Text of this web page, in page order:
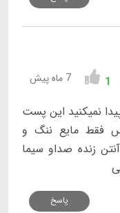
1 7 ماه پیش
نمیکنید این پست
فقط مایع ننگ و
زنده صداو سیما
پاسخ